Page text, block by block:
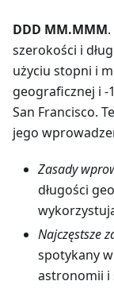
DDD MM.MMM
szerokości i
użyciu stopni i
geograficznej i -
San Francisco.
jego
Zasady
długości
Najczęstsze
spotykany
astronomii i